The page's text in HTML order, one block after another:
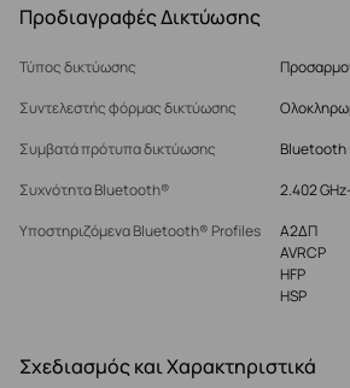
Προδιαγραφές Δικτύωσης
Τύπος δικτύωσης
Συντελεστής φόρμας δικτύωσης
Συμβατά πρότυπα δικτύωσης
Bluetooth
Συχνότητα Bluetooth®
2.402
Υποστηριζόμενα Bluetooth® Profiles
Α2ΔΠ
AVRCP
HFP
HSP
Σχεδιασμός και Χαρακτηριστικά